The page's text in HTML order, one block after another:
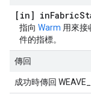
[in] inFabric
指向 Warm 用來
件的指標。
傳回
成功時傳回